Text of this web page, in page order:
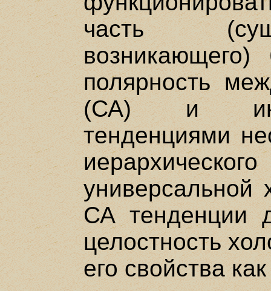
часть
полярность
(СА) и
тенденциями
универсальной
СА тенденции
целостность
его свойства